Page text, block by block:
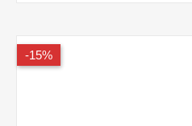
15%-